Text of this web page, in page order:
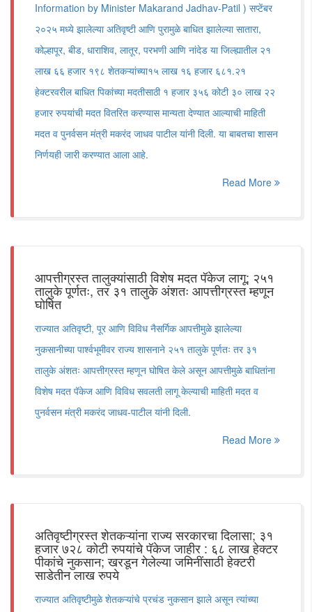
Information by Minister Makarand Jadhav-Patil ) सप्टेंबर
२०२५ मध्ये झालेल्या अतिवृष्टी आणि पुरामुळे बाधित झालेल्या सातारा,
कोल्हापूर, बीड, धाराशिव, लातूर, परभणी आणि नांदेड या जिल्ह्यातील २१
लाख ६६ हजार १९८ शेतकऱ्यांच्या१५ लाख १६ हजार ६८१.२१
हेक्टरवरील बाधित पिकांच्या मदतीसाठी १ हजार ३५६ कोटी ३० लाख २२
हजार रुपयांची मदत वितरित करण्यास मान्यता देण्यात आल्याची माहिती
मदत व पुनर्वसन मंत्री मकरंद जाधव पाटील यांनी दिली. या बाबतचा शासन
निर्णयही जारी करण्यात आला आहे.
Read More
आपत्तीग्रस्त तालुक्यांसाठी विशेष मदत पॅकेज लागू; २५१
तालुके पूर्णतः, तर ३१ तालुके अंशतः आपत्तीग्रस्त म्हणून
घोषित
राज्यात अतिवृष्टी, पूर आणि विविध नैसर्गिक आपत्तीमुळे झालेल्या
नुकसानीच्या पार्श्वभूमीवर राज्य शासनाने २५१ तालुके पूर्णतः तर ३१
तालुके अंशतः आपत्तीग्रस्त म्हणून घोषित केले असून आपत्तीमुळे बाधितांना
विशेष मदत पॅकेज आणि विविध सवलती लागू केल्याची माहिती मदत व
पुनर्वसन मंत्री मकरंद जाधव-पाटील यांनी दिली.
Read More
अतिवृष्टीग्रस्त शेतकऱ्यांना राज्य सरकारचा दिलासा; ३१
हजार ७२८ कोटी रुपयांचे पॅकेज जाहीर : ६८ लाख हेक्टर
पीकांचे नुकसान; खरडून गेलेल्या जमिनींसाठी हेक्टरी
साडेतीन लाख रुपये
राज्यात अतिवृष्टीमुळे शेतकऱ्यांचे प्रचंड नुकसान झाले असून त्यांच्या